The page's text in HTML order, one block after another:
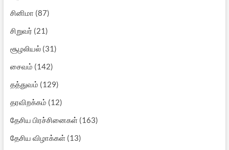
சினிமா (87)
சிறுவர் (21)
சூழலியல்(31)
சைவம் (142)
தத்துவம் (129)
தரவிறக்கம் (12)
தேசிய பிரச்சினைகள்(163)
தேசிய விழாக்கள்(13)